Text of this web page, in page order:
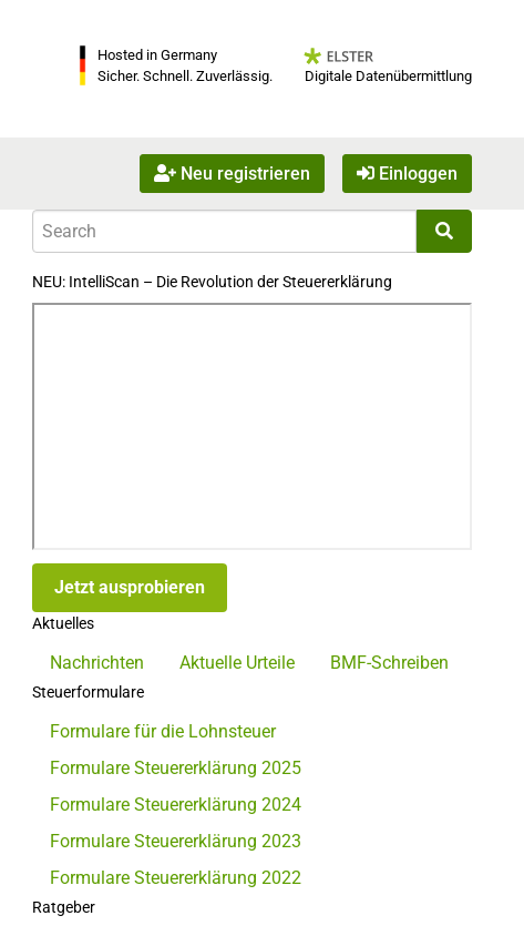
Hosted in Germany
Sicher. Schnell. Zuverlässig.
Digitale Datenübermittlung
Neu registrieren Einloggen
NEU: IntelliScan – Die Revolution der Steuererklärung
Jetzt ausprobieren
Aktuelles
Nachrichten Aktuelle Urteile BMF-Schreiben
Steuerformulare
Formulare für die Lohnsteuer
Formulare Steuererklärung 2025
Formulare Steuererklärung 2024
Formulare Steuererklärung 2023
Formulare Steuererklärung 2022
Ratgeber